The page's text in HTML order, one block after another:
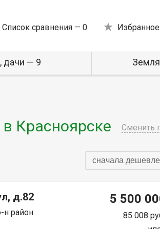
Список сравнения — 0
дачи — 9
Красноярске Сменить
сначала дешевле
д.82
н район
5 500
85 008